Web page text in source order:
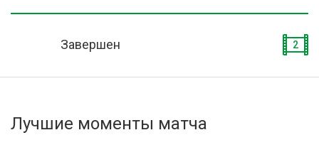
Активировать промокод
Завершен 2
Лучшие моменты матча